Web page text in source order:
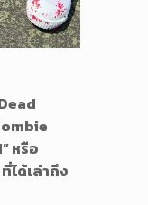
หรือ
ได้เล่าถึง